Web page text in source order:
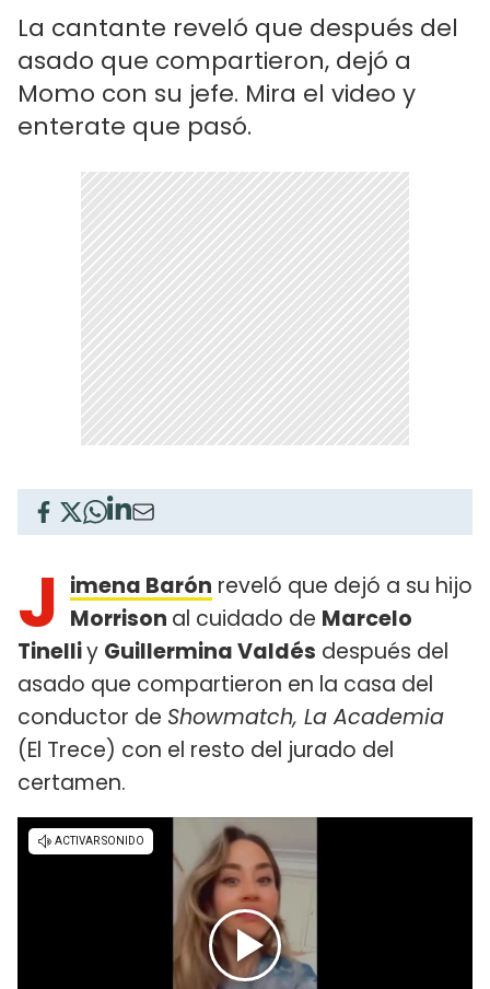
La cantante reveló que después del
asado que compartieron, dejó a
Momo con su jefe. Mira el video y
enterate que pasó.
J imena Barón reveló que dejó a su hijo
Morrison al cuidado de Marcelo
Tinelliy Guillermina Valdés después del
asado que compartieron en la casa del
conductor de Showmatch, La Academia
(El Trece) con el resto del jurado del
certamen.